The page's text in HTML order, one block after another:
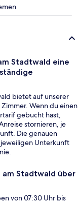
Stadtwald eine
bietet auf unserer
Wenn du einen
gebucht hast,
stornieren, je
Die genauen
Unterkunft
am Stadtwald über
von 07:30 Uhr bis